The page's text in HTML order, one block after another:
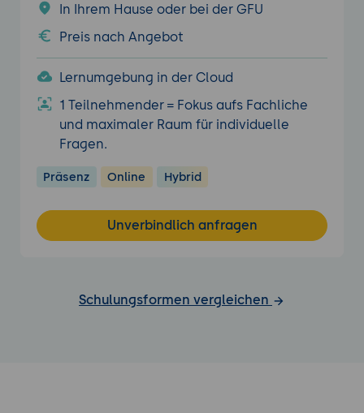
In Ihrem Hause oder bei der GFU
Preis nach Angebot
Lernumgebung in der Cloud
1 Teilnehmender = Fokus aufs Fachliche
und maximaler Raum für individuelle
Fragen.
Präsenz Online Hybrid
Unverbindlich anfragen
Schulungsformen vergleichen